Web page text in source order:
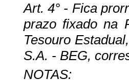
Art. 4° - Fica
prazo fixado na
Tesouro
S.A. - BEG,
NOTAS: